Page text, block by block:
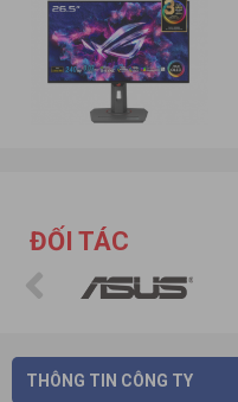
ĐỐI TÁC
THÔNG TIN CÔNG TY